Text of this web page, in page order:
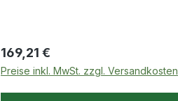
Regulärer Preis:
169,21 €
Preise inkl. MwSt. zzgl. Versandkosten